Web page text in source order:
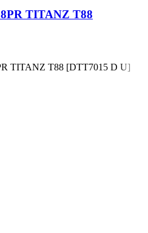
TITANZ T88
TITANZ T88 [DTT7015 D U]